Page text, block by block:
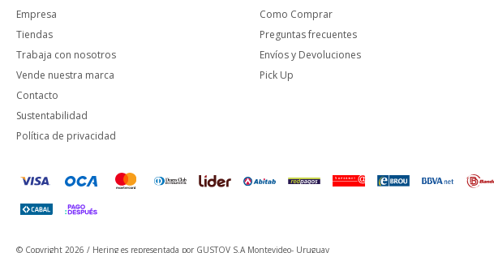
Empresa
Tiendas
Trabaja con nosotros
Vende nuestra marca
Contacto
Sustentabilidad
Política de privacidad
Como Comprar
Preguntas frecuentes
Envíos y Devoluciones
Pick Up
© Copyright 2026 / Hering es representada por GUSTOV S.A Montevideo- Uruguay